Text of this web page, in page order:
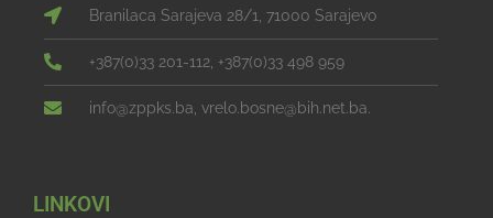
Branilaca Sarajeva 28/1, 71000 Sarajevo
+387(0)33 201-112, +387(0)33 498 959
info@zppks.ba, vrelo.bosne@bih.net.ba.
LINKOVI